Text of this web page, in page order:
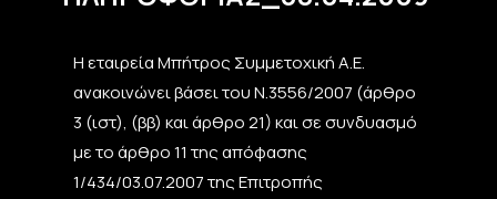
Η εταιρεία Μπήτρος Συμμετοχική Α.Ε.
ανακοινώνει βάσει του Ν.3556/2007 (άρθρο
3 (ιστ), (ββ) και άρθρο 21) και σε συνδυασμό
με το άρθρο 11 της απόφασης
1/434/03.07.2007 της Επιτροπής